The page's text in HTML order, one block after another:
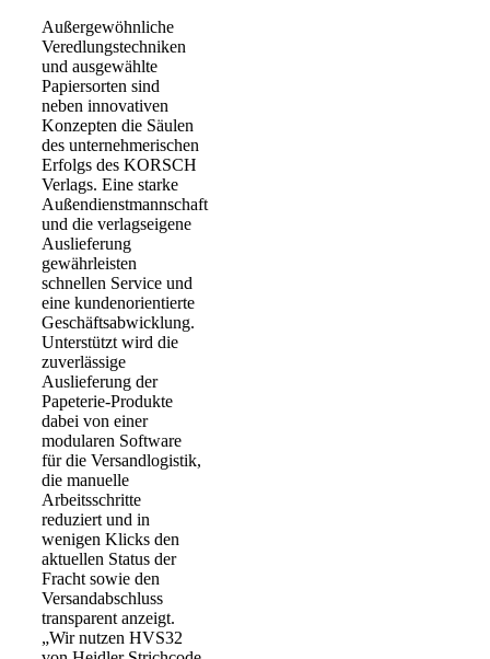
Außergewöhnliche
Veredlungstechniken
und ausgewählte
Papiersorten sind
neben innovativen
Konzepten die Säulen
des unternehmerischen
Erfolgs des KORSCH
Verlags. Eine starke
Außendienstmannschaft
und die verlagseigene
Auslieferung
gewährleisten
schnellen Service und
eine kundenorientierte
Geschäftsabwicklung.
Unterstützt wird die
zuverlässige
Auslieferung der
Papeterie-Produkte
dabei von einer
modularen Software
für die Versandlogistik,
die manuelle
Arbeitsschritte
reduziert und in
wenigen Klicks den
aktuellen Status der
Fracht sowie den
Versandabschluss
transparent anzeigt.
„Wir nutzen HVS32